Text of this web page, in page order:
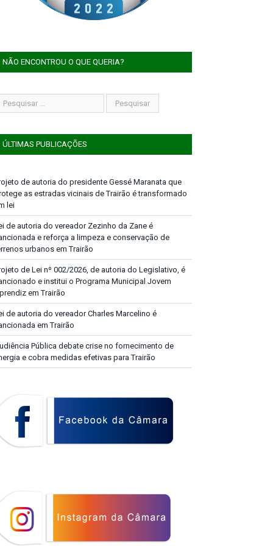
NÃO ENCONTROU O QUE QUERIA?
ÚLTIMAS PUBLICAÇÕES
de autoria do presidente Gessé Maranata que
as estradas vicinais de Trairão é transformado
lei
de autoria do vereador Zezinho da Zane é
e reforça a limpeza e conservação de
urbanos em Trairão
de Lei nº 002/2026, de autoria do Legislativo, é
e institui o Programa Municipal Jovem
em Trairão
de autoria do vereador Charles Marcelino é
em Trairão
Pública debate crise no fornecimento de
e cobra medidas efetivas para Trairão